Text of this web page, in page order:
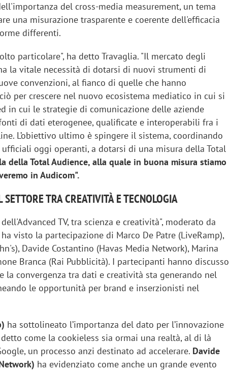
del cross-media measurement, un tema
una misurazione trasparente e coerente dell'efficacia
differenti.
particolare", ha detto Travaglia. "Il mercato degli
la vitale necessità di dotarsi di nuovi strumenti di
convenzioni, al fianco di quelle che hanno
per crescere nel nuovo ecosistema mediatico in cui si
in cui le strategie di comunicazione delle aziende
di dati eterogenee, qualificate e interoperabili fra i
L’obiettivo ultimo è spingere il sistema, coordinando
ufficiali oggi operanti, a dotarsi di una misura della Total
della Total Audience, alla quale in buona misura stiamo
in Audicom".
TRA CREATIVITÀ E TECNOLOGIA
TV, tra scienza e creatività", moderato da
visto la partecipazione di Marco De Patre (LiveRamp),
Davide Costantino (Havas Media Network), Marina
Branca (Rai Pubblicità). I partecipanti hanno discusso
la convergenza tra dati e creatività sta generando nel
le opportunità per brand e inserzionisti nel
ha sottolineato l’importanza del dato per l’innovazione
come la cookieless sia ormai una realtà, al di là
un processo anzi destinato ad accelerare. Davide
ha evidenziato come anche un grande evento
Digital:
l’AI deve
Ricerche di mercato. Neri, Ipsos
Doxa: «Non basta più descrivere i
fenomeni: bisogna comprenderli e
tradurli in azioni»